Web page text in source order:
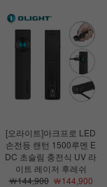
[오라이트]아크프로 LED
손전등 랜턴 1500루멘 E
DC 초슬림 충전식 UV 라
이트 레이저 후레쉬
￦144,900￦144,900